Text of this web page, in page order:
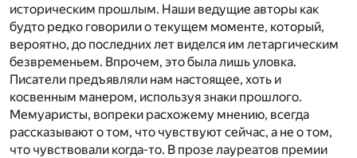
историческим прошлым. Наши ведущие авторы как
будто редко говорили о текущем моменте, который,
вероятно, до последних лет виделся им летаргическим
безвременьем. Впрочем, это была лишь уловка.
Писатели предъявляли нам настоящее, хоть и
косвенным манером, используя знаки прошлого.
Мемуаристы, вопреки расхожему мнению, всегда
рассказывают о том, что чувствуют сейчас, а не о том,
что чувствовали когда-то. В прозе лауреатов премии